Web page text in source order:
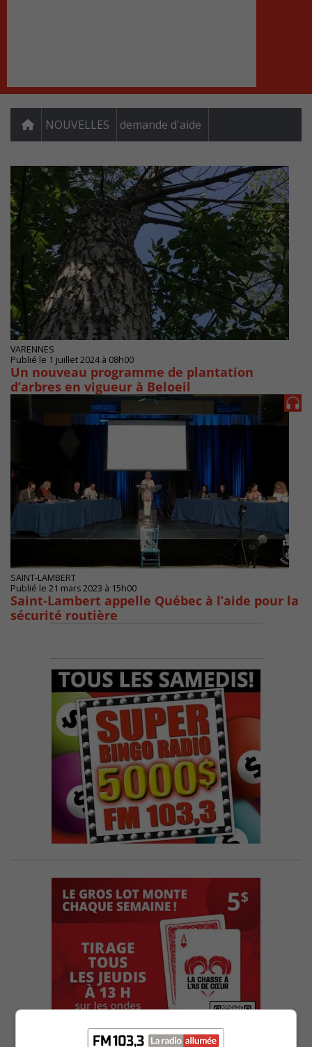
NOUVELLES demande d'aide
VARENNES
Publié le 1 juillet 2024 à 08h00
Un nouveau programme de plantation
d’arbres en vigueur à Beloeil
SAINT-LAMBERT
Publié le 21 mars 2023 à 15h00
Saint-Lambert appelle Québec à l’aide pour la
sécurité routière